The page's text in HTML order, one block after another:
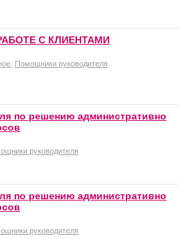
С КЛИЕНТАМИ
Помощники руководителя
по решению административно
руководителя
по решению административно
руководителя